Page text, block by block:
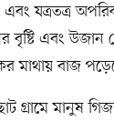
যত্রতত্র
বৃষ্টি এবং
মাথায় বাজ
গ্রামে মানুষ